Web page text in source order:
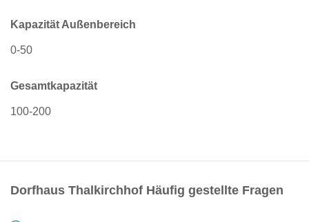
Kapazität Außenbereich
0-50
Gesamtkapazität
100-200
Dorfhaus Thalkirchhof Häufig gestellte Fragen